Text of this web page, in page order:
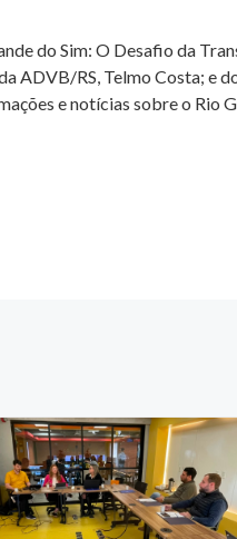
do Sim: O Desafio da
ADVB/RS, Telmo Costa; e
e notícias sobre o Rio